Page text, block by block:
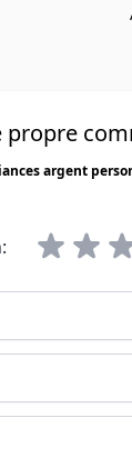
propre
argent